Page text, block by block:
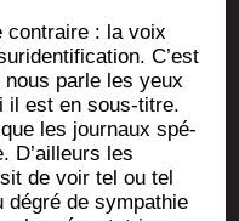
contraire : la voix
C’est
parle les yeux
il est en sous-titre.
les jour­naux spé­
D’ailleurs les
de voir tel ou tel
dégré de sym­pa­thie